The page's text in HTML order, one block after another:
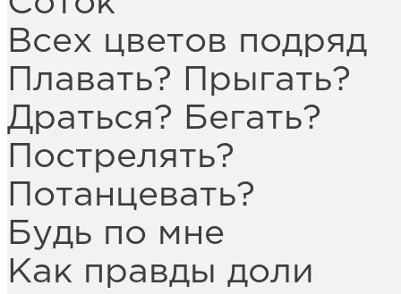
Всех цветов подряд
Плавать? Прыгать?
Драться? Бегать?
Пострелять?
Потанцевать?
Будь по мне
Как правды доли